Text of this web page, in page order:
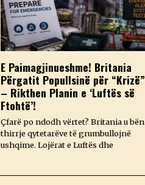
E Paimagjinueshme! Britania
Përgatit Popullsinë për “Krizë”
– Rikthen Planin e ‘Luftës së
Ftohtë’!
Çfarë po ndodh vërtet? Britania u bën
thirrje qytetarëve të grumbullojnë
ushqime. Lojërat e Luftës dhe